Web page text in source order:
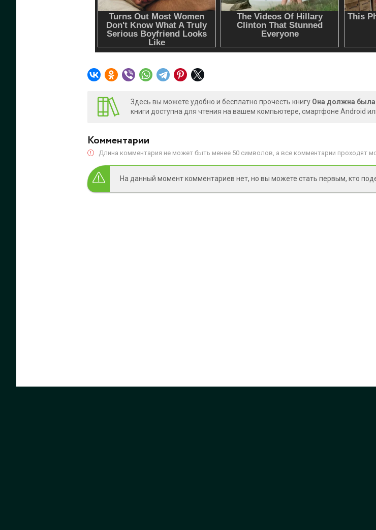
Здесь вы можете удобно и бесплатно прочесть книгу Она должна была
книги доступна для чтения на вашем компьютере, смартфоне Android
Комментарии
Длина комментария не может быть менее 50 символов, а все комментарии проходят
На данный момент комментариев нет, но вы можете стать первым, кто